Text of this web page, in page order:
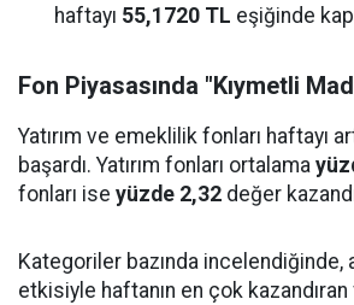
haftayı 55,1720 TL eşiğinde
Fon Piyasasında "Kıymetli
Yatırım ve emeklilik fonları haftayı
başardı. Yatırım fonları ortalama
fonları ise yüzde 2,32 değer
Kategoriler bazında incelendiğinde,
etkisiyle haftanın en çok